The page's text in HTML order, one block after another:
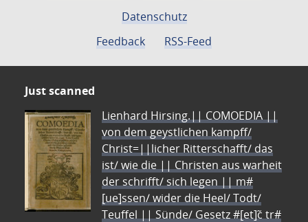
Datenschutz
Feedback
RSS-Feed
Just scanned
Lienhard Hirsing.|| COMOEDIA ||
von dem geystlichen kampff/
Christ=||licher Ritterschafft/ das
ist/ wie die || Christen aus warheit
der schrifft/ sich legen || m#
[ue]ssen/ wider die Heel/ Todt/
Teuffel || Sünde/ Gesetz #[et]c̃ tr#